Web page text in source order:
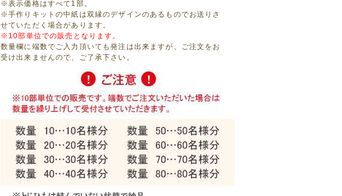
※表示価格はすべて1部。
※手作りキットの中紙は双縁のデザインのあるものでお送りさ
せていただく場合があります。
※10部単位での販売となります。
数量欄に端数でご入力頂いても発注は出来ますが、ご注文をお
受け出来ませんので、ご了承下さい。